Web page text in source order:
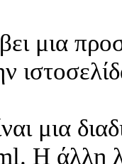
μια
μια
Η άλλη